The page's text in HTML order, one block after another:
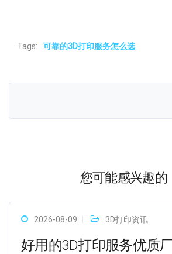
Tags: 可靠的3D打印服务怎么选
您可能感兴趣的
2026-08-09 3D打印资讯
好用的3D打印服务优质